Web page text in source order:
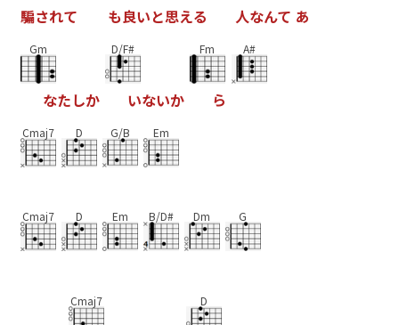
騙されて も良いと思える 人なんて あ
Gm
なたしか
D/F#
いないか
Fm
ら
A#
Cmaj7 D G/B Em
Cmaj7 D Em B/D# Dm G
Cmaj7 D